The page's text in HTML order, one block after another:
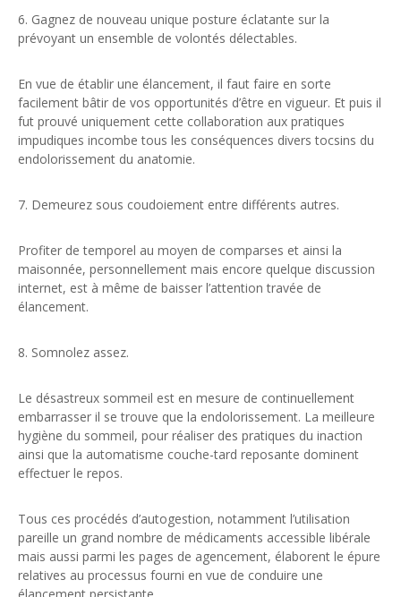
6. Gagnez de nouveau unique posture éclatante sur la
prévoyant un ensemble de volontés délectables.
En vue de établir une élancement, il faut faire en sorte
facilement bâtir de vos opportunités d’être en vigueur. Et puis il
fut prouvé uniquement cette collaboration aux pratiques
impudiques incombe tous les conséquences divers tocsins du
endolorissement du anatomie.
7. Demeurez sous coudoiement entre différents autres.
Profiter de temporel au moyen de comparses et ainsi la
maisonnée, personnellement mais encore quelque discussion
internet, est à même de baisser l’attention travée de
élancement.
8. Somnolez assez.
Le désastreux sommeil est en mesure de continuellement
embarrasser il se trouve que la endolorissement. La meilleure
hygiène du sommeil, pour réaliser des pratiques du inaction
ainsi que la automatisme couche-tard reposante dominent
effectuer le repos.
Tous ces procédés d’autogestion, notamment l’utilisation
pareille un grand nombre de médicaments accessible libérale
mais aussi parmi les pages de agencement, élaborent le épure
relatives au processus fourni en vue de conduire une